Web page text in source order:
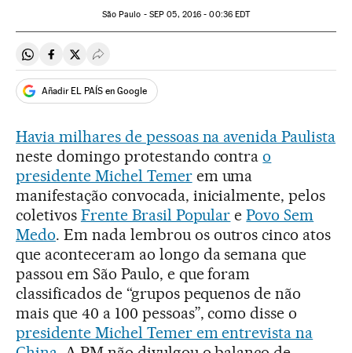
São Paulo - SEP 05, 2016 - 00:36EDT
Compartir en Whatsapp
Compartir en Facebook
Compartir en Twitter
Desplegar Redes Sociales
Añadir EL PAÍS en Google
Havia milhares de pessoas na avenida Paulista
neste domingo protestando contrao
presidente Michel Temerem uma
manifestação convocada, inicialmente, pelos
coletivos Frente Brasil Popular ePovo Sem
Medo. Em nada lembrou os outros cinco atos
que aconteceram ao longo da semana que
passou em São Paulo, e que foram
classificados de “grupos pequenos de não
mais que 40 a 100 pessoas”, como disse o
presidente Michel Temer em entrevista na